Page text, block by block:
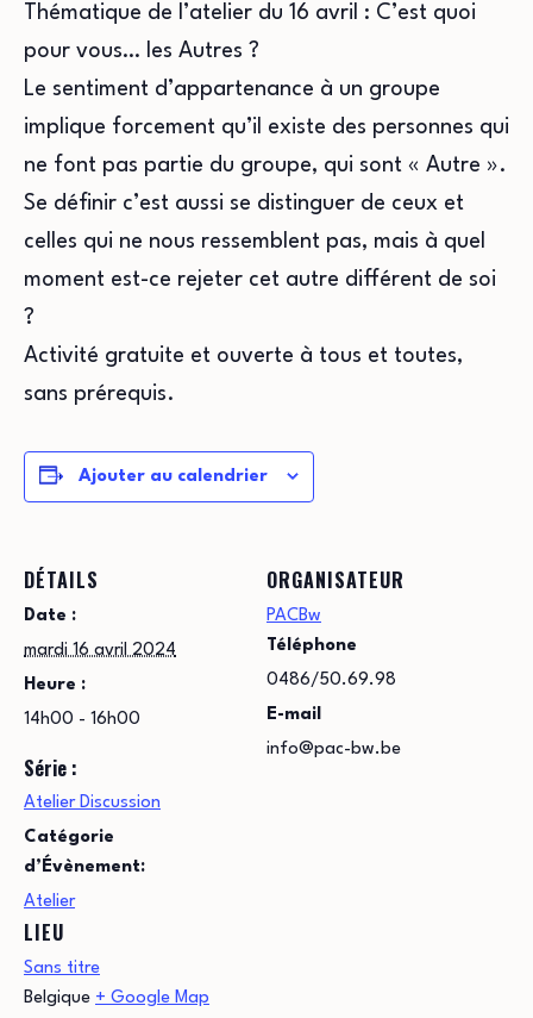
Thématique de l’atelier du 16 avril : C’est quoi
pour vous… les Autres ?
Le sentiment d’appartenance à un groupe
implique forcement qu’il existe des personnes qui
ne font pas partie du groupe, qui sont « Autre ».
Se définir c’est aussi se distinguer de ceux et
celles qui ne nous ressemblent pas, mais à quel
moment est-ce rejeter cet autre différent de soi
?
Activité gratuite et ouverte à tous et toutes,
sans prérequis.
Ajouter au calendrier
DÉTAILS
Date :
mardi 16 avril 2024
Heure :
14h00 - 16h00
Série :
Atelier Discussion
Catégorie
d’Évènement:
Atelier
LIEU
Sans titre
Belgique + Google Map
ORGANISATEUR
PACBw
Téléphone
0486/50.69.98
E-mail
info@pac-bw.be